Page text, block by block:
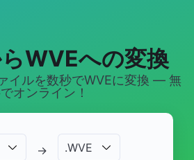
WVEへの変換
イルを数秒でWVEに変換 — 無
オンライン！
→ .WVE